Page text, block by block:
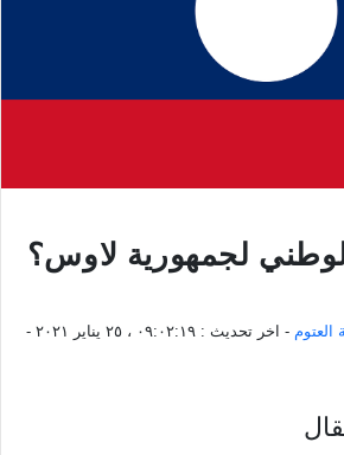
لجمهورية لاوس؟
العتوم - اخر تحديث : ٠٩:٠٢:١٩ ، ٢٥ يناير ٢٠٢١
-